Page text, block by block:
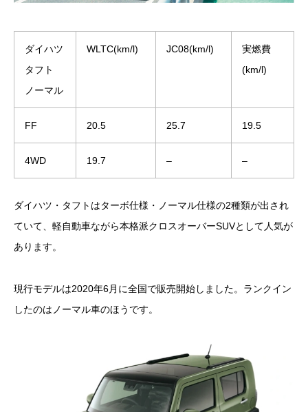
ダイハツ
タフト
ノーマル
WLTC(km/l) JC08(km/l)
実燃費
(km/l)
FF 20.5 25.7 19.5
4WD 19.7 – –
ダイハツ・タフトはターボ仕様・ノーマル仕様の2種類が出され
ていて、軽自動車ながら本格派クロスオーバーSUVとして人気が
あります。
現行モデルは2020年6月に全国で販売開始しました。ランクイン
したのはノーマル車のほうです。